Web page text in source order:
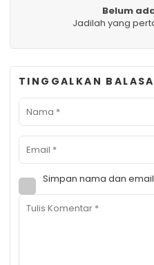
Belum
Jadilah yang
TINGGALKAN
Simpan nama dan